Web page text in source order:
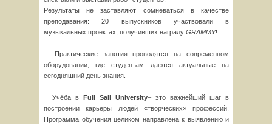
Результаты не заставляют сомневаться в качестве
преподавания: 20 выпускников участвовали в
музыкальных проектах, получивших награду GRAMMY!
Практические занятия проводятся на современном
оборудовании, где студентам даются актуальные на
сегодняшний день знания.
Учёба в Full Sail University– это важнейший шаг в
построении карьеры людей «творческих» профессий.
Программа обучения целиком направлена к выявлению и